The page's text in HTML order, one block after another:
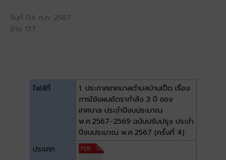
วันที่ 04 ต.ค. 2567
อ่าน 137
ไฟล์ที่
1. ประกาศเทศบาลตำบลบ้านเป็ด เรื่อง
การใช้แผนอัตรากำลัง 3 ปี ของ
เทศบาล ประจำปีงบประมาณ
พ.ศ.2567-2569 ฉบับปรับปรุง ประจำ
ปีงบประมาณ พ.ศ.2567 (ครั้งที่ 4)
ประเภท